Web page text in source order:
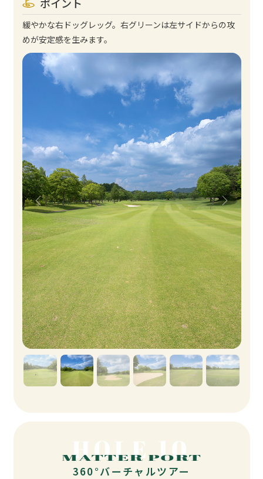
緩やかな右ドッグレッグ。右グリーンは左サイドからの攻
めが安定感を生みます。
Previous Next
HOLE 10
MATTER PORT
360°バーチャルツアー